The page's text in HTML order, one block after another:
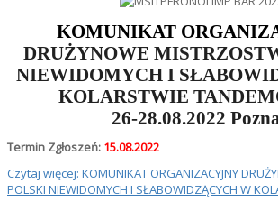
KOMUNIKAT
DRUŻYNOWE
NIEWIDOMYCH I
KOLARSTWIE
26-28.08.2022
Termin Zgłoszeń: 15.08.2022
Czytaj więcej: KOMUNIKAT ORGANIZACYJNY
POLSKI NIEWIDOMYCH I SŁABOWIDZĄCYCH W